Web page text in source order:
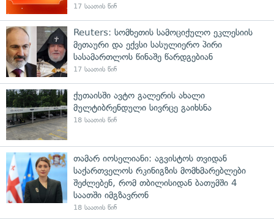
17 საათის წინ
Reuters: სომხეთის სამოციქულო ეკლესიის
მეთაური და ექვსი სასულიერო პირი
სასამართლოს წინაშე წარდგებიან
17 საათის წინ
ქუთაისში ავტო გალერის ახალი
მულტიბრენდული სივრცე გაიხსნა
18 საათის წინ
თამარ იოსელიანი: აგვისტოს თვიდან
საქართველოს რკინიგზის მომხმარებლები
შეძლებენ, რომ თბილისიდან ბათუმში 4
საათში იმგზავრონ
18 საათის წინ